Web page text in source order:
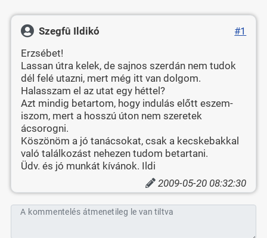
Szegfû Ildikó
#1
Erzsébet!
Lassan útra kelek, de sajnos szerdán nem tudok
dél felé utazni, mert még itt van dolgom.
Halasszam el az utat egy héttel?
Azt mindig betartom, hogy indulás előtt eszem-
iszom, mert a hosszú úton nem szeretek
ácsorogni.
Köszönöm a jó tanácsokat, csak a kecskebakkal
való találkozást nehezen tudom betartani.
Üdv. és jó munkát kívánok. Ildi
2009-05-20 08:32:30
A kommentelés átmenetileg le van tiltva